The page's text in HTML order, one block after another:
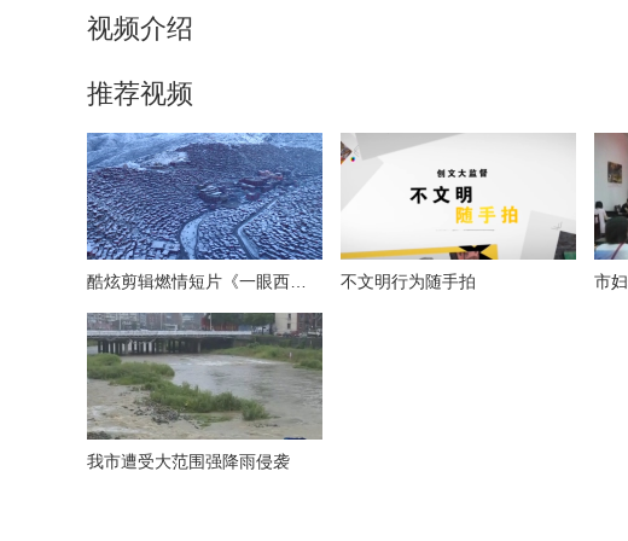
视频介绍
推荐视频
不文明行为随手拍 市
我市遭受大范围强降雨侵袭